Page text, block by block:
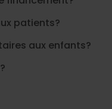
patients?
aux enfants?